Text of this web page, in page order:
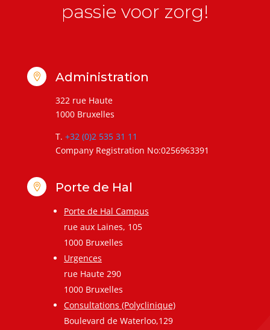
passie voor zorg!
 Administration
322 rue Haute
1000 Bruxelles
T. +32 (0)2 535 31 11
Company Registration No:0256963391
 Porte de Hal
Porte de Hal Campus
rue aux Laines, 105
1000 Bruxelles
Urgences
rue Haute 290
1000 Bruxelles
Consultations (Polyclinique)
Boulevard de Waterloo,129